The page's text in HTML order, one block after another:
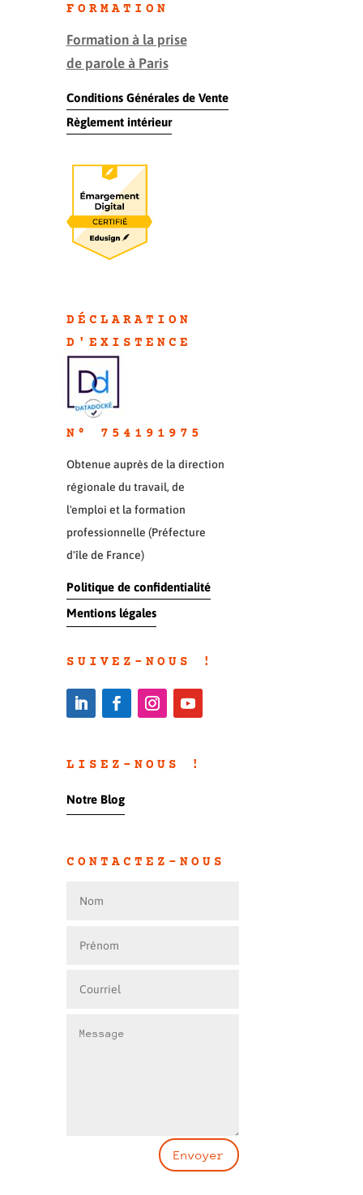
FORMATION
Formation à la prise
de parole à Paris
Conditions Générales de Vente
Règlement intérieur
DÉCLARATION
D'EXISTENC E
N° 754191975
Obtenue auprès de la direction
régionale du travail, de
l'emploi et la formation
professionnelle (Préfecture
d'île de France)
Politique de confidentialité
Mentions légales
SUIVEZ-NOUS !
LISEZ-NOUS !
Notre Blog
CONTACTEZ-NOUS
Envoyer